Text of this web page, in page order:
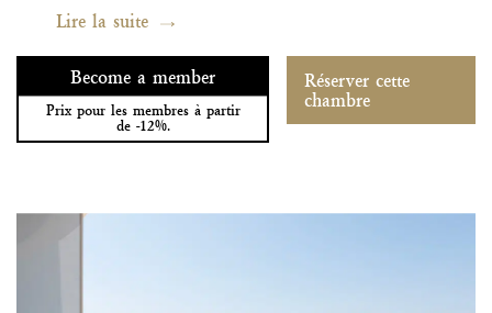
Lire la suite
Become a member
Prix pour les membres à partir
de -12%.
Réserver cette
chambre